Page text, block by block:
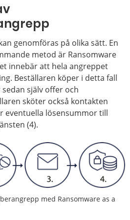
genomföras på olika sätt. En
metod är Ransomware
innebär att hela angreppet
Beställaren köper i detta fall
själv offer och
sköter också kontakten
eventuella lösensummor till
(4).
med Ransomware as a